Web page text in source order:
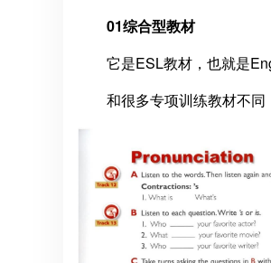
01综合型教材
它是ESL教材，也就是
和很多专项训练教材不同